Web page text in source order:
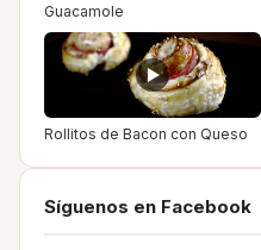
Guacamole
Rollitos de Bacon con Queso
Síguenos en Facebook